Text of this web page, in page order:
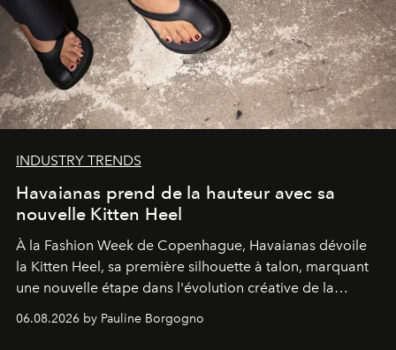
INDUSTRY TRENDS
Havaianas prend de la hauteur avec sa
nouvelle Kitten Heel
À la Fashion Week de Copenhague, Havaianas dévoile
la Kitten Heel, sa première silhouette à talon, marquant
une nouvelle étape dans l'évolution créative de la
06.08.2026 by Pauline Borgogno